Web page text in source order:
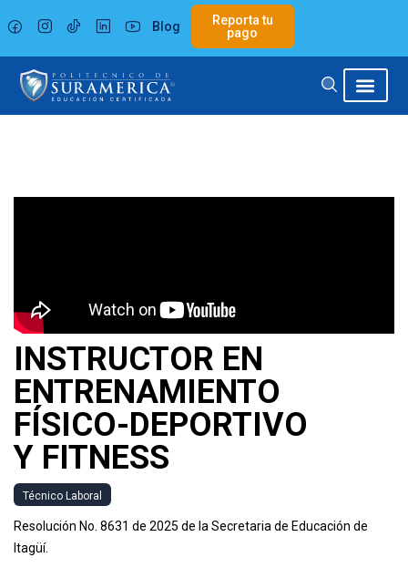
al
contenido
Blog
Reporta tu
pago
INSTRUCTOR EN
ENTRENAMIENTO
FÍSICO-DEPORTIVO
Y FITNESS
Técnico Laboral
Resolución No. 8631 de 2025 de la Secretaria de Educación de
Itagüí.